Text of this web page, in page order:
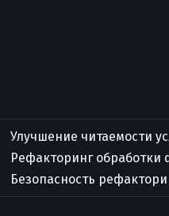
Улучшение читаемости
Рефакторинг обработки
Безопасность